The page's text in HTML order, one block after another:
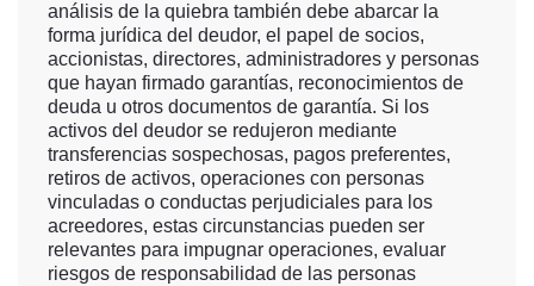
análisis de la quiebra también debe abarcar la
forma jurídica del deudor, el papel de socios,
accionistas, directores, administradores y personas
que hayan firmado garantías, reconocimientos de
deuda u otros documentos de garantía. Si los
activos del deudor se redujeron mediante
transferencias sospechosas, pagos preferentes,
retiros de activos, operaciones con personas
vinculadas o conductas perjudiciales para los
acreedores, estas circunstancias pueden ser
relevantes para impugnar operaciones, evaluar
riesgos de responsabilidad de las personas